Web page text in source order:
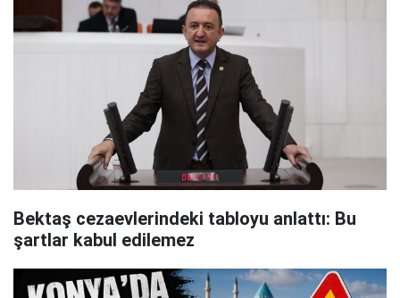
Bektaş cezaevlerindeki tabloyu anlattı: Bu
şartlar kabul edilemez